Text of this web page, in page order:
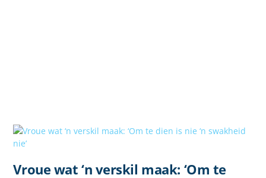
Vroue wat ‘n verskil maak: ‘Om te